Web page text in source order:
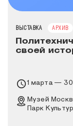
ТИП МЕРОПРИЯТИЯ
ВЫСТАВКА
АРХИВ
своей
Время
1 марта —
Место
Музей
Парк